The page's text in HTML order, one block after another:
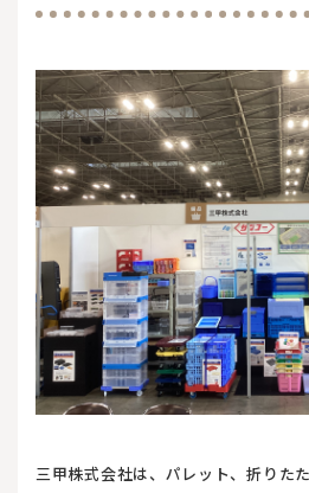
三甲株式会社は、パレット、折りた